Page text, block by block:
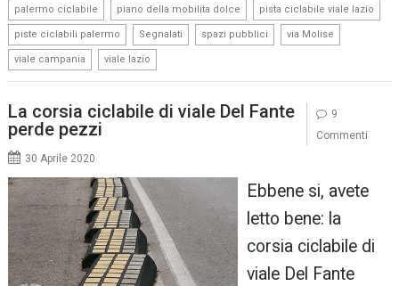
palermo ciclabile piano della mobilita dolce pista ciclabile viale lazio
piste ciclabili palermo Segnalati spazi pubblici via Molise
viale campania viale lazio
La corsia ciclabile di viale Del Fante
perde pezzi
30 Aprile 2020
Ebbene si, avete
letto bene: la
corsia ciclabile di
viale Del Fante
9
Commenti